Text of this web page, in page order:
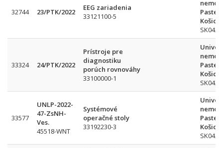
32744 23/PTK/2022
EEG zariadenia
33121100-5
Košice
SK042
33324 24/PTK/2022
Prístroje pre
diagnostiku
porúch rovnováhy
33100000-1
Košice
SK042
33577
UNLP-2022-
47-ZsNH-
Ves.
45518-WNT
Systémové
operačné stoly
33192230-3
Košice
SK042